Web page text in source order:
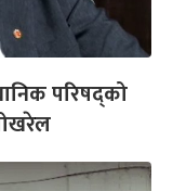
परिषद्को